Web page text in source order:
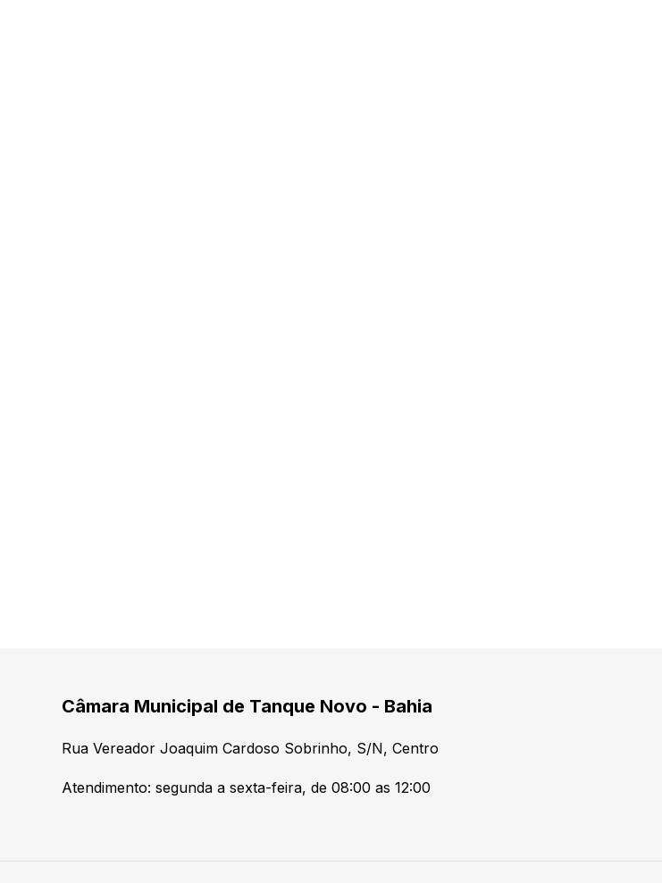
Câmara Municipal de Tanque Novo - Bahia
Rua Vereador Joaquim Cardoso Sobrinho, S/N, Centro
Atendimento: segunda a sexta-feira, de 08:00 as 12:00